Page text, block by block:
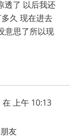
透了 以后我还
久 现在进去
意思了所以现
上午 10:13
友